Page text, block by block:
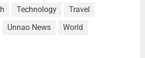
Technology
Travel
Unnao News
World